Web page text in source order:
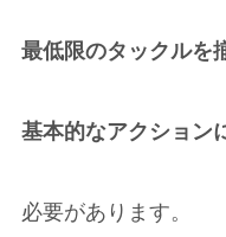
最低限のタックルを
基本的なアクション
必要があります。